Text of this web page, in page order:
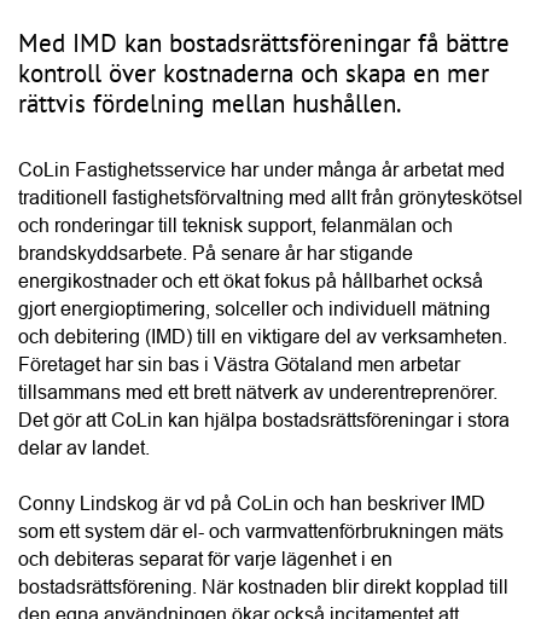
Med IMD kan bostadsrättsföreningar få bättre
kontroll över kostnaderna och skapa en mer
rättvis fördelning mellan hushållen.
CoLin Fastighetsservice har under många år arbetat med
traditionell fastighetsförvaltning med allt från grönyteskötsel
och ronderingar till teknisk support, felanmälan och
brandskyddsarbete. På senare år har stigande
energikostnader och ett ökat fokus på hållbarhet också
gjort energioptimering, solceller och individuell mätning
och debitering (IMD) till en viktigare del av verksamheten.
Företaget har sin bas i Västra Götaland men arbetar
tillsammans med ett brett nätverk av underentreprenörer.
Det gör att CoLin kan hjälpa bostadsrättsföreningar i stora
delar av landet.
Conny Lindskog är vd på CoLin och han beskriver IMD
som ett system där el- och varmvattenförbrukningen mäts
och debiteras separat för varje lägenhet i en
bostadsrättsförening. När kostnaden blir direkt kopplad till
den egna användningen ökar också incitamentet att